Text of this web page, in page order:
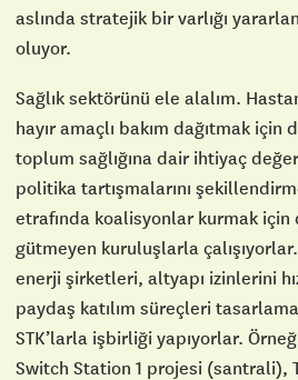
aslında stratejik bir varlığı
oluyor.
Sağlık sektörünü ele alalım.
hayır amaçlı bakım dağıtmak için
toplum sağlığına dair ihtiyaç
politika tartışmalarını
etrafında koalisyonlar kurmak için
gütmeyen kuruluşlarla
enerji şirketleri, altyapı izinlerini
paydaş katılım süreçleri
STK’larla işbirliği yapıyorlar.
Switch Station 1 projesi (santrali),